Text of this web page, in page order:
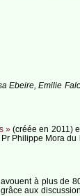
Ebeire, Emilie
»(créée en 2011)
Philippe Mora du
à plus de
aux